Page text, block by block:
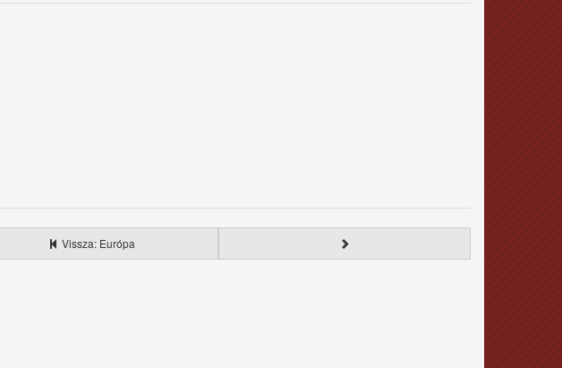
Vissza: Európa